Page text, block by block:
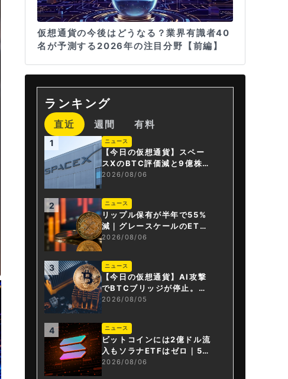
仮想通貨の今後はどうなる？業界有識者40
名が予測する2026年の注目分野【前編】
ランキング
直近 週間 有料
1 ニュース
【今日の仮想通貨】スペー
スXのBTC評価減と9億株の
解禁。208億円相当のBTC
が盗難
2026/08/06
2 ニュース
リップル保有が半年で55%
減｜グレースケールのET
F、純資産1.6億ドル減
2026/08/06
3 ニュース
【今日の仮想通貨】AI攻撃
でBTCブリッジが停止。金
融庁が「暗号資産・ステー
2026/08/05
4 ニュース
ビットコインには2億ドル流
入もソラナETFはゼロ｜5営
業日連続で停止
2026/08/06